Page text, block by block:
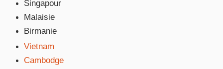
Singapour
Malaisie
Birmanie
Vietnam
Cambodge